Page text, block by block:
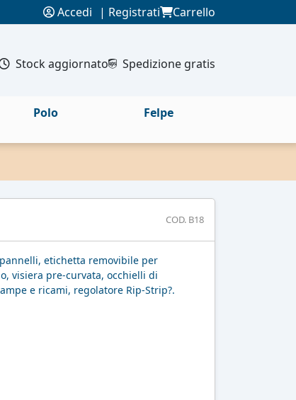
Accedi | Registrati Carrello
Stock aggiornato Spedizione gratis
Polo Felpe
COD. B18
etichetta removibile per
visiera pre-curvata, occhielli di
e ricami, regolatore Rip-Strip?.